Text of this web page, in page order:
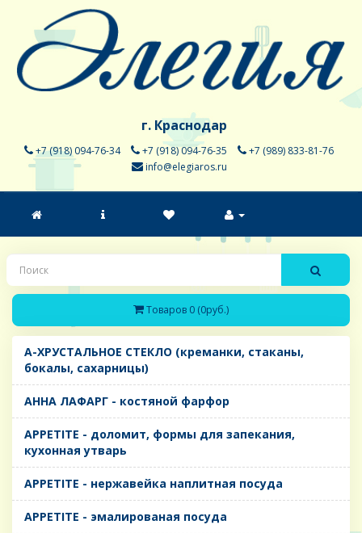
г. Краснодар
+7 (918) 094-76-34 +7 (918) 094-76-35
+7 (989) 833-81-76
info@elegiaros.ru
Товаров 0 (0руб.)
A-ХРУСТАЛЬНОЕ СТЕКЛО (креманки, стаканы,
бокалы, сахарницы)
AHHA ЛАФАРГ - костяной фарфор
APPETITE - доломит, формы для запекания,
кухонная утварь
APPETITE - нержавейка наплитная посуда
APPETITE - эмалированая посуда